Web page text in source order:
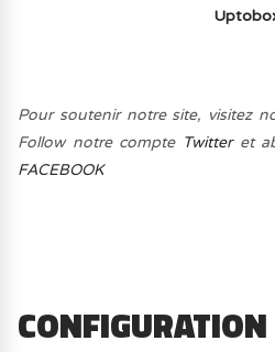
Pour soutenir notre site, visitez
Follow notre compte Twitteret
FACEBOOK
CONFIGURATION